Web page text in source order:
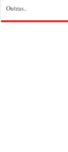
Outras..